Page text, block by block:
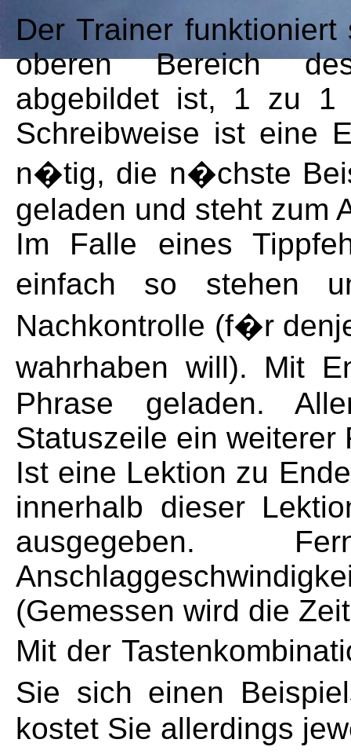
Der Trainer
oberen Bereich
abgebildet ist, 1 zu 1
Schreibweise ist eine
n�tig, die n�chste
geladen und steht zum
Im Falle eines
einfach so stehen
Nachkontrolle (f�r
wahrhaben will). Mit
Phrase geladen.
Statuszeile ein weiterer
Ist eine Lektion zu
innerhalb dieser
ausgegeben.
(Gemessen wird die
Mit der
Sie sich einen
kostet Sie allerdings